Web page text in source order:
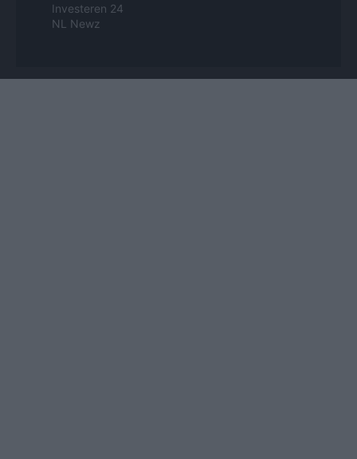
Investeren 24
NL Newz